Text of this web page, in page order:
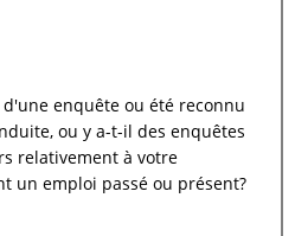
enquête ou été reconnu
un emploi passé ou présent?